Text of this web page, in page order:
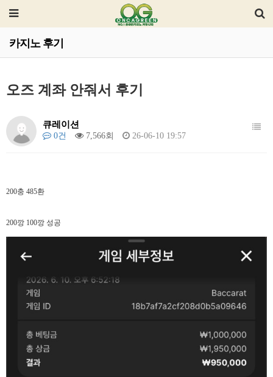
카지노 후기
오즈 계좌 안줘서 후기
큐레이션
0건 7,566회 26-06-10 19:57
200충 485환
200깡 100깡 성공